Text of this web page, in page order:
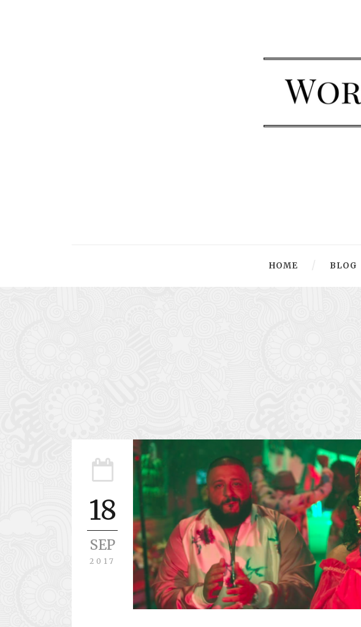
HOME BLOG
18
SEP
2017